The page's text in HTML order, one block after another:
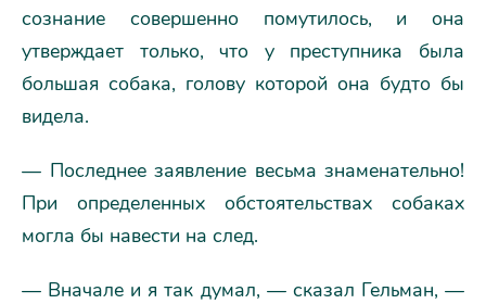
сознание совершенно помутилось, и она
утверждает только, что у преступника была
большая собака, голову которой она будто бы
видела.
— Последнее заявление весьма знаменательно!
При определенных обстоятельствах собаках
могла бы навести на след.
— Вначале и я так думал, — сказал Гельман, —